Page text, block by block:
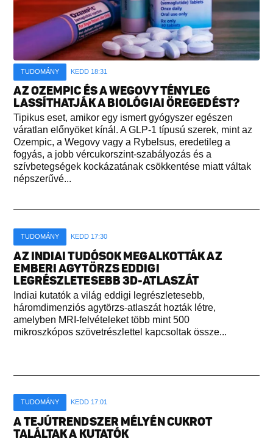
TUDOMÁNY KEDD 18:31
AZ OZEMPIC ÉS A WEGOVY TÉNYLEG
LASSÍTHATJÁK A BIOLÓGIAI ÖREGEDÉST?
Tipikus eset, amikor egy ismert gyógyszer egészen
váratlan előnyöket kínál. A GLP-1 típusú szerek, mint az
Ozempic, a Wegovy vagy a Rybelsus, eredetileg a
fogyás, a jobb vércukorszint-szabályozás és a
szívbetegségek kockázatának csökkentése miatt váltak
népszerűvé...
TUDOMÁNY KEDD 17:30
AZ INDIAI TUDÓSOK MEGALKOTTÁK AZ
EMBERI AGYTÖRZS EDDIGI
LEGRÉSZLETESEBB 3D-ATLASZÁT
Indiai kutatók a világ eddigi legrészletesebb,
háromdimenziós agytörzs-atlaszát hozták létre,
amelyben MRI-felvételeket több mint 500
mikroszkópos szövetrészlettel kapcsoltak össze...
TUDOMÁNY KEDD 17:01
A TEJÚTRENDSZER MÉLYÉN CUKROT
TALÁLTAK A KUTATÓK